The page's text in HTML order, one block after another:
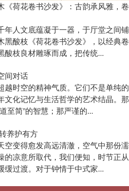
《荷花卷书沙发》：古韵承风雅，卷
年人文底蕴凝于一器，于厅堂之间铺
黑酸枝《荷花卷书沙发》，以经典卷
酸枝良材雕琢而成，把传统...
间对话
越时空的精神气质。它们不是单纯的
文化记忆与生活哲学的艺术结晶。那
至简”的智慧；那严谨的...
养护有方
空变得愈发高远清澈，空气中那份濡
的凉意所取代，我们便知，时节正从
缓过渡。对于钟情于中式家...